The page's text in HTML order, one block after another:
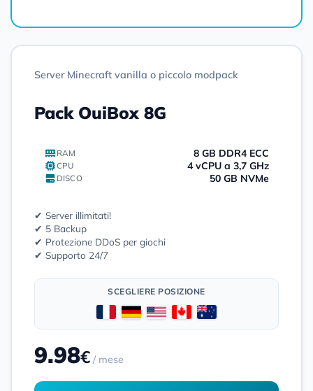
Server Minecraft vanilla o piccolo modpack
Pack OuiBox 8G
RAM 8 GB DDR4 ECC
CPU 4 vCPU a 3,7 GHz
DISCO 50 GB NVMe
✔ Server illimitati!
✔ 5 Backup
✔ Protezione DDoS per giochi
✔ Supporto 24/7
SCEGLIERE POSIZIONE
9.98€ / mese